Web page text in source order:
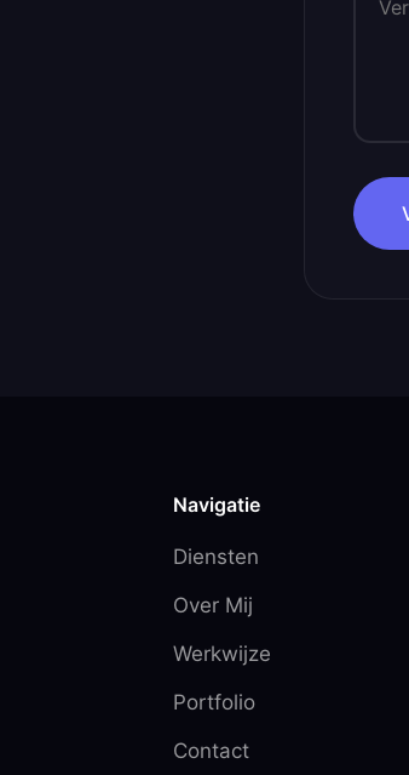
Navigatie
Diensten
Over Mij
Werkwijze
Portfolio
Contact